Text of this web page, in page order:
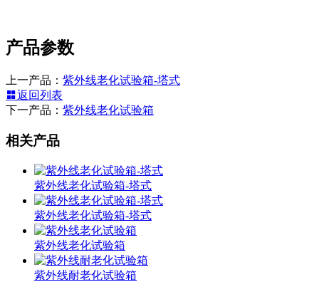
产品参数
上一产品： 紫外线老化试验箱-塔式
返回列表
下一产品： 紫外线老化试验箱
相关产品
紫外线老化试验箱-塔式
紫外线老化试验箱-塔式
紫外线老化试验箱
紫外线耐老化试验箱